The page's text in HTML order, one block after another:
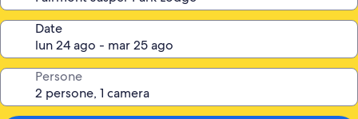
Date
Persone